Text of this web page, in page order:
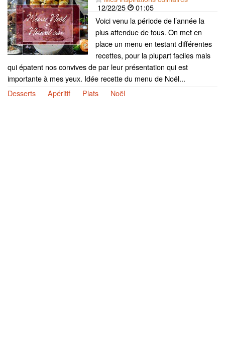
12/22/25
01:05
Voici venu la période de l’année la
plus attendue de tous. On met en
place un menu en testant différentes
recettes, pour la plupart faciles mais
qui épatent nos convives de par leur présentation qui est
importante à mes yeux. Idée recette du menu de Noël...
Desserts
Apéritif Plats Noël